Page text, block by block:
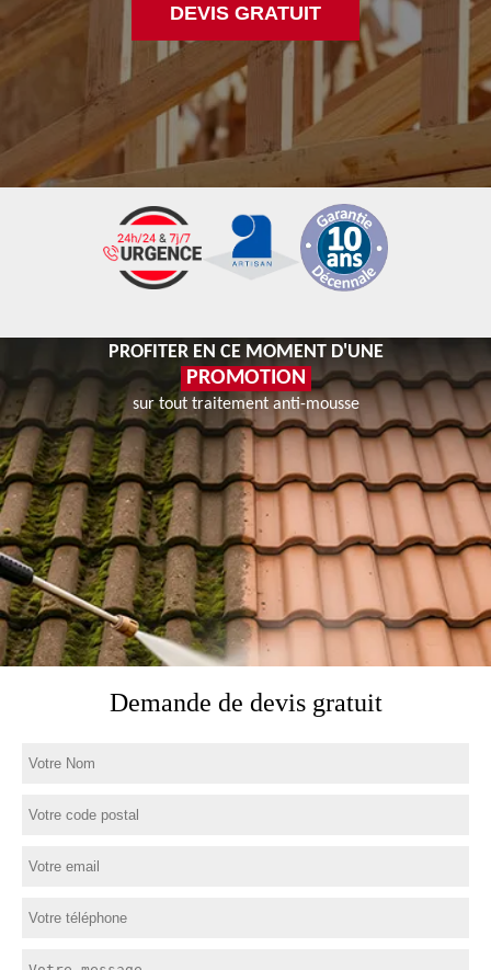
DEVIS GRATUIT
PROFITER EN CE MOMENT D'UNE
PROMOTION
sur tout traitement anti-mousse
Demande de devis gratuit